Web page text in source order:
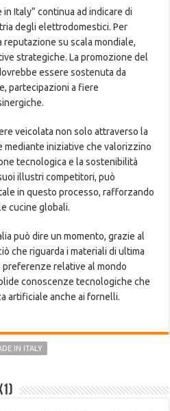
Italy” continua ad indicare di
degli elettrodomestici. Per
su scala mondiale,
strategiche. La promozione del
essere sostenuta da
partecipazioni a fiere
veicolata non solo attraverso la
mediante iniziative che valorizzino
tecnologica e la sostenibilità
illustri competitori, può
in questo processo, rafforzando
cucine globali.
può dire un momento, grazie al
che riguarda i materiali di ultima
relative al mondo
conoscenze tecnologiche che
artificiale anche ai fornelli.
IN ITALY